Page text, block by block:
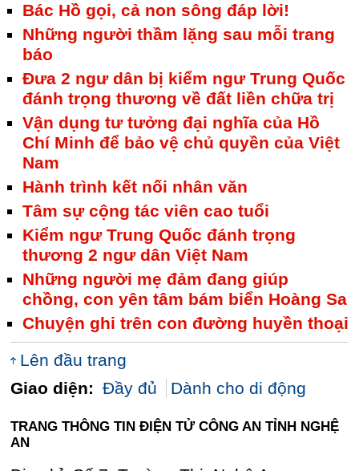
Bác Hồ gọi, cả non sông đáp lời!
Những người thầm lặng sau mỗi trang
báo
Đưa 2 ngư dân bị kiểm ngư Trung Quốc
đánh trọng thương về đất liền chữa trị
Vận dụng tư tưởng đại nghĩa của Hồ
Chí Minh để bảo vệ chủ quyền của Việt
Nam
Hành trình kết nối nhân văn
Tâm sự cộng tác viên cao tuổi
Kiểm ngư Trung Quốc đánh trọng
thương 2 ngư dân Việt Nam
Những người mẹ đảm đang giúp
chồng, con yên tâm bám biển Hoàng Sa
Chuyện ghi trên con đường huyền thoại
Lên đầu trang
Giao diện: Đầy đủ Dành cho di động
TRANG THÔNG TIN ĐIỆN TỬ CÔNG AN TỈNH NGHỆ
AN